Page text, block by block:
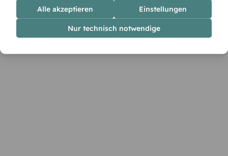
Alle akzeptieren Einstellungen
Nur technisch notwendige